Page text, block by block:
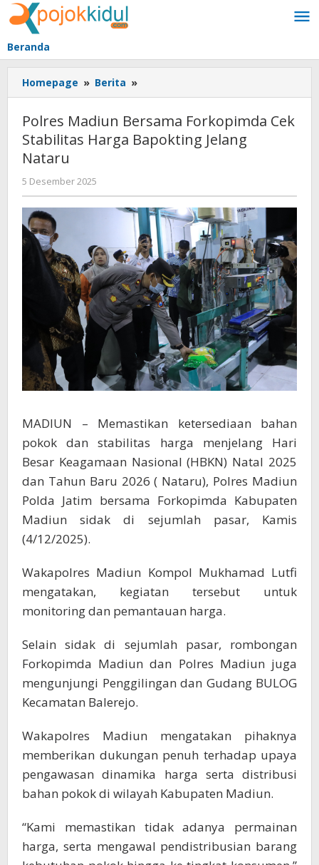
Lewati
ke
konten
Beranda
Homepage » Berita »
Madiun
Forkopimda
Cek
Jelang
Nataru
Polres Madiun Bersama Forkopimda Cek
Stabilitas Harga Bapokting Jelang
Nataru
5 Desember 2025
BangAdmin
MADIUN – Memastikan ketersediaan bahan
pokok dan stabilitas harga menjelang Hari
Besar Keagamaan Nasional (HBKN) Natal 2025
dan Tahun Baru 2026 ( Nataru), Polres Madiun
Polda Jatim bersama Forkopimda Kabupaten
Madiun sidak di sejumlah pasar, Kamis
(4/12/2025).
Wakapolres Madiun Kompol Mukhamad Lutfi
mengatakan, kegiatan tersebut untuk
monitoring dan pemantauan harga.
Selain sidak di sejumlah pasar, rombongan
Forkopimda Madiun dan Polres Madiun juga
mengunjungi Penggilingan dan Gudang BULOG
Kecamatan Balerejo.
Wakapolres Madiun mengatakan pihaknya
memberikan dukungan penuh terhadap upaya
pengawasan dinamika harga serta distribusi
bahan pokok di wilayah Kabupaten Madiun.
“Kami memastikan tidak adanya permainan
harga, serta mengawal pendistribusian barang